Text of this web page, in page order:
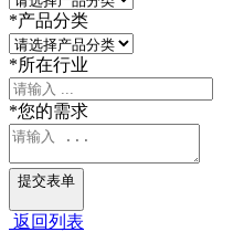
*产品分类
*所在行业
*您的需求
提交表单
返回列表